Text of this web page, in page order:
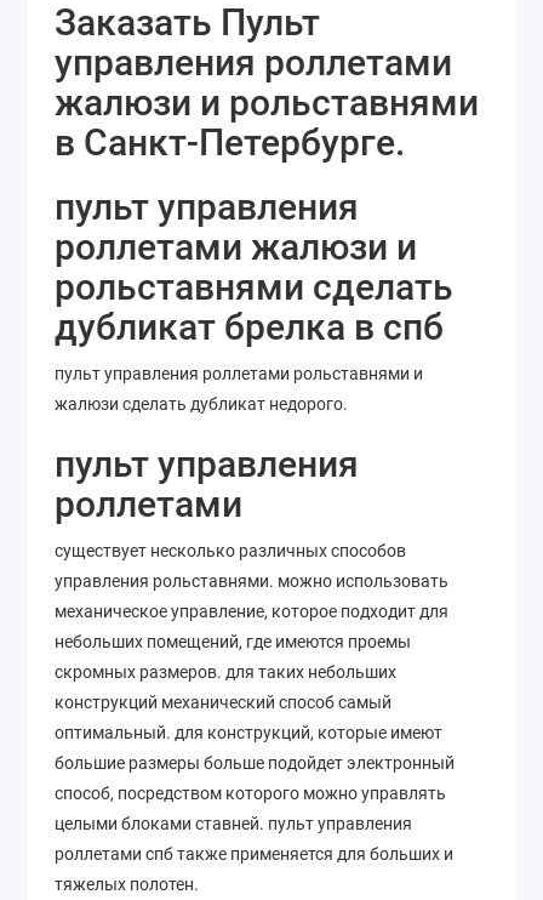
Заказать Пульт
управления роллетами
жалюзи и рольставнями
в Санкт-Петербурге.
пульт управления
роллетами жалюзи и
рольставнями сделать
дубликат брелка в спб
пульт управления роллетами рольставнями и
жалюзи сделать дубликат недорого.
пульт управления
роллетами
существует несколько различных способов
управления рольставнями. можно использовать
механическое управление, которое подходит для
небольших помещений, где имеются проемы
скромных размеров. для таких небольших
конструкций механический способ самый
оптимальный. для конструкций, которые имеют
большие размеры больше подойдет электронный
способ, посредством которого можно управлять
целыми блоками ставней. пульт управления
роллетами спб также применяется для больших и
тяжелых полотен.